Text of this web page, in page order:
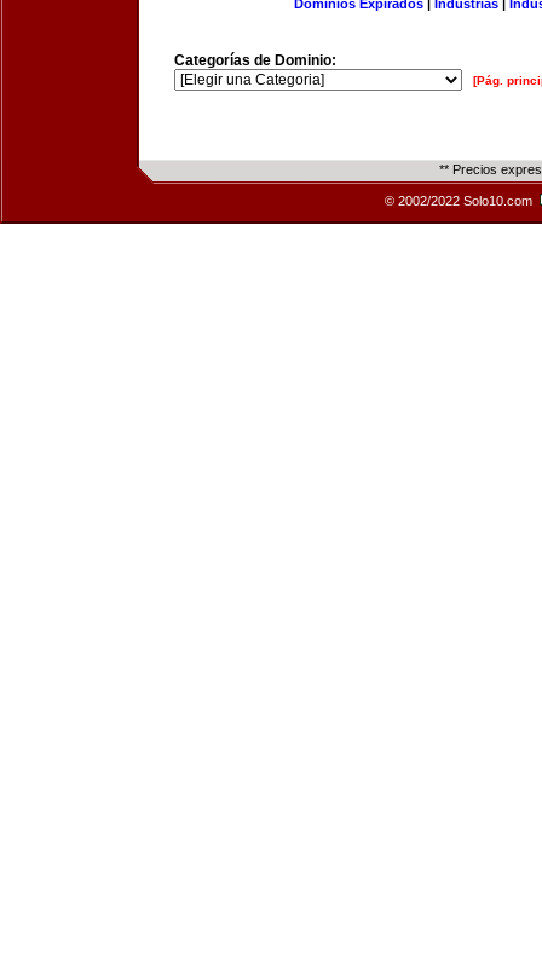
Dominios Expirados | Industrias |
Categorías de Dominio:
[Pág.
** Precios
© 2002/2022 Solo10.com